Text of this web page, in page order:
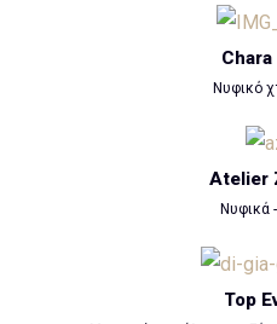
Νυφικό
Atelier
Νυφικά
Top